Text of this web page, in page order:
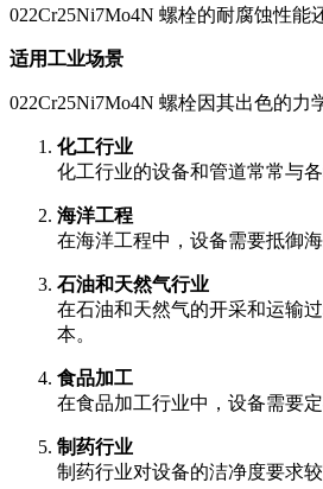
022Cr25Ni7Mo4N 螺栓的耐腐蚀性
适用工业场景
022Cr25Ni7Mo4N 螺栓因其出色的
化工行业
化工行业的设备和管道常常与
海洋工程
在海洋工程中，设备需要抵御
石油和天然气行业
在石油和天然气的开采和运输
本。
食品加工
在食品加工行业中，设备需要
制药行业
制药行业对设备的洁净度要求